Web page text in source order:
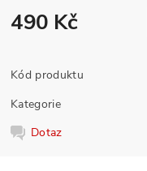
490 Kč
Kód produktu
Kategorie
Dotaz